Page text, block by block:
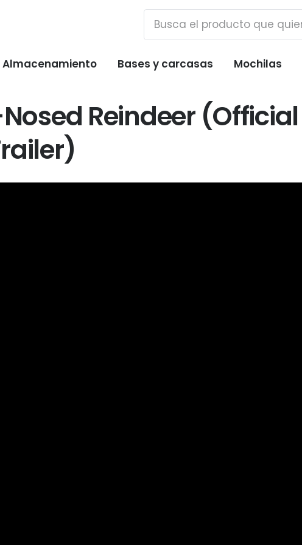
Almacenamiento Bases y carcasas Mochilas
Reindeer